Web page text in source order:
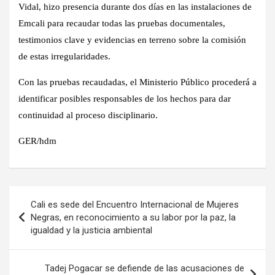
Vidal, hizo presencia durante dos días en las instalaciones de
Emcali para recaudar todas las pruebas documentales,
testimonios clave y evidencias en terreno sobre la comisión
de estas irregularidades.
Con las pruebas recaudadas, el Ministerio Público procederá a
identificar posibles responsables de los hechos para dar
continuidad al proceso disciplinario.
GER/hdm
de
entradas
Cali es sede del Encuentro Internacional de Mujeres
Negras, en reconocimiento a su labor por la paz, la
igualdad y la justicia ambiental
Tadej Pogacar se defiende de las acusaciones de